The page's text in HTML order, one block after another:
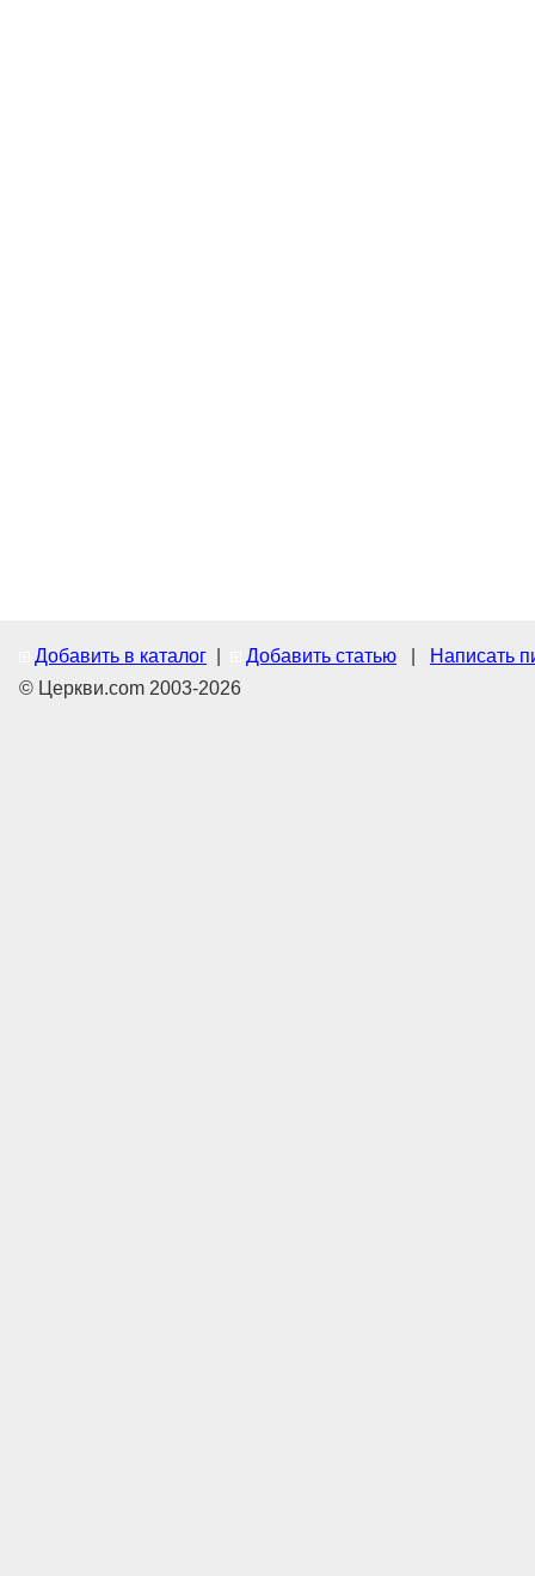
Добавить в каталог Добавить статью
Написать
© Церкви.com 2003-2026